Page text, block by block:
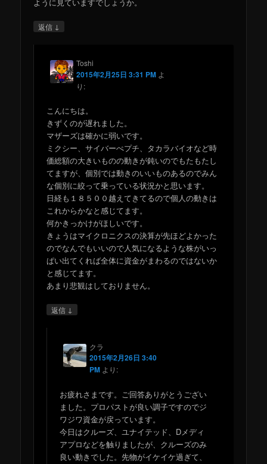
返信 ↓
Toshi
2015年2月25日 3:31 PM よ
り:
こんにちは。
きずくのが遅れました。
マザーズは確かに弱いです。
ミクシー、サイバーぺプチ、タカラバイオなど時
価総額の大きいものの動きが鈍いのでもたもたし
てますが、個別では動きのいいものあるのでみん
な個別に絞って乗っている状況かと思います。
日経も１８５００越えてきてるので個人の動きは
これからかなと感じてます。
何かきっかけがほしいです。
きょうはマイクロニクスの決算が先ほどよかった
のでなんでもいいので人気になるような株がいっ
ぱい出てくれば全体に資金がまわるのではないか
と感じてます。
あまり悲観はしておりません。
返信 ↓
クラ
2015年2月26日 3:40
PM より:
お疲れさまです。ご回答ありがとうござい
ました。プロパストが良い調子ですのでジ
ワジワ資金が戻っています。
今日はクルーズ、ユナイテッド、Dメディ
アプロなどを触りましたが、クルーズのみ
良い動きでした。先物がイケイケ過ぎて、